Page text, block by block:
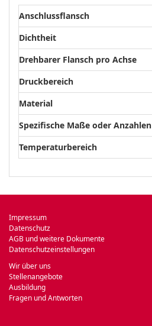
Anschlussflansch
Dichtheit
Drehbarer Flansch pro Achse
Druckbereich
Material
Spezifische Maße oder Anzahlen
Temperaturbereich
Impressum
Datenschutz
AGB und weitere Dokumente
Datenschutzeinstellungen
Wir über uns
Stellenangebote
Ausbildung
Fragen und Antworten